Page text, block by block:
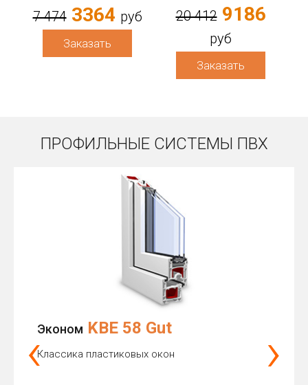
7 4743364 руб
Заказать
20 4129186
руб
Заказать
ПРОФИЛЬНЫЕ СИСТЕМЫ ПВХ
Эконом KBE 58 Gut
Классика пластиковых окон
‹ ›